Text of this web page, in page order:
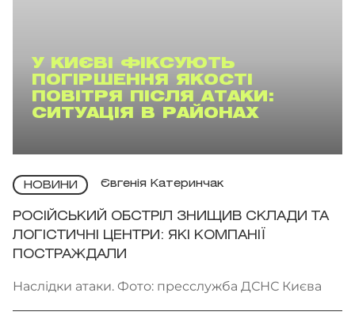
У КИЄВІ ФІКСУЮТЬ
ПОГІРШЕННЯ ЯКОСТІ
ПОВІТРЯ ПІСЛЯ АТАКИ:
СИТУАЦІЯ В РАЙОНАХ
НОВИНИ Євгенія Катеринчак
РОСІЙСЬКИЙ ОБСТРІЛ ЗНИЩИВ СКЛАДИ ТА
ЛОГІСТИЧНІ ЦЕНТРИ: ЯКІ КОМПАНІЇ
ПОСТРАЖДАЛИ
Наслідки атаки. Фото: пресслужба ДСНС Києва